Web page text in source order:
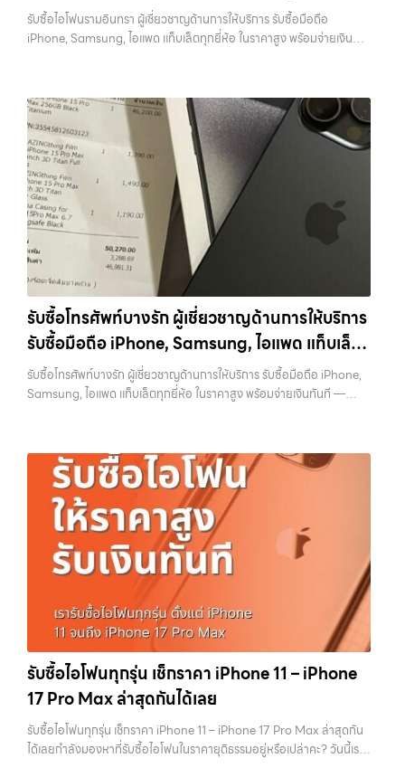
อาชีพ และจ่ายเงินทันที ทั้งหมดนี้เพื่อให้การขายอุปกรณ์ของคุณเป็นเรื่อง
ง่ายขึ้น ดีกว่า รวดเร็วกว่า และคุ้มค่ากว่า ทำไมต้องเลือกเรา ผู้เชี่ยวชาญด้าน
การให้บริการ รับซื้อมือถือ iPhone, Samsung, ไอแพด แท็บเล็ตทุกยี่ห้อ ใน
เกษตรนวมินทร์, เสนานิคม, วังหินไม่ว่าคุณจะต้องการ รับซื้อโทรศัพท์, รับ
ซื้อแมคบุค, รับซื้อโน๊ตบุ๊ค, รับซื้อแท็บเล็ต, หรือบริการอื่นๆ เกี่ยวกับสินค้า
ไอที กรุงเทพฯ – เราพร้อมให้บริการครบวงจร บริการของเรา เราให้บริการ
แบบครบวงจรสำหรับลูกค้าที่ต้องการขายอุปกรณ์ไอที…
เว็บไซต์ของเราจึงเกิดขึ้นเพื่อเป็นทางเลือกให้คุณสามารถเปลี่ยนอุปกรณ์ที่
ไม่ใช้แล้วให้กลายเป็นเงินสดได้ทันที ด้วยบริการ รับซื้อไอโฟน, รับซื้อไอแพด,
รับซื้อมือถือ, รับซื้อโทรศัพท์, รับซื้อโน๊ตบุ๊ค, รับซื้อแท็บเล็ต, รับซื้อสินค้าไอที
รวดเร็วที่สุด ที่ “รับซื้อขายมือถือ.com” เราเข้าใจดีว่าอุปกรณ์แต่ละชิ้นไม่ใช่
แค่เครื่องใช้ไฟฟ้า แต่เป็นทรัพย์สินที่มีมูลค่า คุณอาจต้องการเปลี่ยนรุ่น หรือ
ต้องการเงินด่วน เราจึงมอบบริการประเมินสภาพเครื่อง ฟรี ปราบปราม
ความยุ่งยากทั้งหลาย โดยเน้น โปร่งใส มั่นใจได้ และจ่ายเงินทันทีเมื่อตกลง
ซื้อขายสำเร็จ บริการของเราครอบคลุมทั้ง iPhone สายใหม่-เก่า,
Samsung ทุกรุ่น, iPad และแท็บเล็ตทุกแบรนด์ เรารับถึงแม้จะอยู่ในสภาพ
ใช้งานแล้ว ตกแต่งแล้ว หรือมีรอยบ้าง เพราะมูลค่าของเครื่องไม่ได้ขึ้นอยู่แค่
ยี่ห้อ แต่ขึ้นอยู่กับสภาพจริง ความครบชุด และความสะดวกในการขายของ
คุณ เราจึงตั้งใจให้บริการในเขต ลาดพร้าว, รัชดา, บางรัก, แจ้งวัฒนะ,
บางแค, วัชรพล, รามอินทรา, บางนา, บางพลี, เกษตรนวมินทร์, เสนานิคม,
วังหิน อย่างเต็มที่ ไม่ว่าคุณจะค้นหาคำว่า “รับซื้อมือถือใกล้ฉัน”, “รับซื้อ
โทรศัพท์มือสองกรุงเทพ”, “ขาย iPad ได้ราคา”, “รับซื้อแท็บเล็ต กรุงเทพ
ถึงที่”, หรือ “รับซื้อ Samsung มือสอง ราคาสูง” — ที่นี่คือคำตอบ เพราะ
บริการของเรามุ่งตรงให้คุณได้รับราคาและความสะดวกสบายที่เหนือกว่า
เลือกเราแล้วคุณจะได้บริการที่คุณไว้วางใจ พร้อมทีมงานที่พร้อมอำนวย
ความสะดวก นัดรับถึงที่ ตรวจสภาพอย่างมืออาชีพ และจ่ายเงินทันที
ทั้งหมดนี้เพื่อให้การขายอุปกรณ์ของคุณเป็นเรื่องง่ายขึ้น ดีกว่า รวดเร็วกว่า
ทันที โดยเน้นบริการในพื้นที่ ลาดพร้าว, รัชดา, บางรัก, แจ้งวัฒนะ,…
แท็บเล็ตทุกยี่ห้อ ในราคาสูง พร้อมจ่ายเงินทันที
รับซื้อไอโฟนรามอินทรา ผู้เชี่ยวชาญด้านการให้บริการ รับซื้อมือถือ
iPhone, Samsung, ไอแพด แท็บเล็ตทุกยี่ห้อ ในราคาสูง พร้อมจ่ายเงิน
บางแค วัชรพล รามอินทรา รับซื้อไอโฟนรามอินทรา — ผู้เชี่ยวชาญด้านการ
ให้บริการ รับซื้อมือถือ iPhone, Samsung, ไอแพด แท็บเล็ตทุกยี่ห้อ ใน
ราคาสูง พร้อมจ่ายเงินทันที รับซื้อไอโฟนรามอินทรา ผู้เชี่ยวชาญด้านการให้
บริการ รับซื้อมือถือ iPhone, Samsung, ไอแพด แท็บเล็ตทุกยี่ห้อ ในราคา
สูง พร้อมจ่ายเงินทันที รับซื้อ Samsung… รับซื้อไอโฟนรามอินทรา รับซื้อ
Samsung และมือถือ Android ทุกยี่ห้อ ไม่ว่าจะรุ่นใหม่หรือรุ่นเก่า
ประสบการณ์เหนือระดับกับการ รับซื้อไอโฟน, รับซื้อไอแพด, รับซื้อมือถือ
ยินดีต้อนรับสู่ “รับซื้อขายมือถือ.com” เว็บไซต์ที่คุณไว้วางใจได้ สำหรับ
บริการ รับซื้อ มือถือ iPhone, Samsung, iPad, แท็บเล็ต ทุกยี่ห้อ ให้ราคา
สูง พร้อมจ่ายเงินทันที ครอบคลุมพื้นที่ ลาดพร้าว, รัชดา, บางรัก,
แจ้งวัฒนะ, บางแค, วัชรพล, รามอินทรา และเขตกรุงเทพฯ ใกล้ “ใกล้ ฉัน”
ที่สุด ในยุคที่สมาร์ทโฟน แท็บเล็ต และอุปกรณ์ไอทีใหม่ๆ เปลี่ยนรุ่นกันแทบ
ทุกช่วงเวลา อุปกรณ์ที่คุณใช้แล้วอาจกลายเป็นของที่ไม่ได้ใช้งานอยู่เฉยๆ
เว็บไซต์ของเราจึงเกิดขึ้นเพื่อเป็นทางเลือกให้คุณสามารถเปลี่ยนอุปกรณ์ที่
ไม่ใช้แล้วให้กลายเป็นเงินสดได้ทันที ด้วยบริการ รับซื้อไอโฟน, รับซื้อไอแพด,
รับซื้อมือถือ, รับซื้อโทรศัพท์, รับซื้อโน๊ตบุ๊ค, รับซื้อแท็บเล็ต, รับซื้อสินค้าไอที
กรุงเทพมหานคร อย่างครบวงจร ไม่ว่าคุณจะอยู่โซนเมืองหรือเขตชานเมือง
แค่เครื่องใช้ไฟฟ้า แต่เป็นทรัพย์สินที่มีมูลค่า คุณอาจต้องการเปลี่ยนรุ่น หรือ
ต้องการเงินด่วน เราจึงมอบบริการประเมินสภาพเครื่อง ฟรี ปราบปราม
ความยุ่งยากทั้งหลาย โดยเน้น โปร่งใส มั่นใจได้ และจ่ายเงินทันทีเมื่อตกลง
ซื้อขายสำเร็จ บริการของเราครอบคลุมทั้ง iPhone สายใหม่-เก่า,
Samsung ทุกรุ่น, iPad และแท็บเล็ตทุกแบรนด์ เรารับถึงแม้จะอยู่ในสภาพ
ใช้งานแล้ว ตกแต่งแล้ว หรือมีรอยบ้าง เพราะมูลค่าของเครื่องไม่ได้ขึ้นอยู่แค่
ยี่ห้อ แต่ขึ้นอยู่กับสภาพจริง ความครบชุด และความสะดวกในการขายของ
คุณ เราจึงตั้งใจให้บริการในเขต ลาดพร้าว, รัชดา, บางรัก, แจ้งวัฒนะ,
บางแค, วัชรพล, รามอินทรา, บางนา, บางพลี, เกษตรนวมินทร์, เสนานิคม,
วังหิน อย่างเต็มที่ ไม่ว่าคุณจะค้นหาคำว่า “รับซื้อมือถือใกล้ฉัน”, “รับซื้อ
โทรศัพท์มือสองกรุงเทพ”, “ขาย iPad ได้ราคา”, “รับซื้อแท็บเล็ต กรุงเทพ
ถึงที่”, หรือ “รับซื้อ Samsung มือสอง ราคาสูง” — ที่นี่คือคำตอบ เพราะ
บริการของเรามุ่งตรงให้คุณได้รับราคาและความสะดวกสบายที่เหนือกว่า
เลือกเราแล้วคุณจะได้บริการที่คุณไว้วางใจ พร้อมทีมงานที่พร้อมอำนวย
ความสะดวก นัดรับถึงที่ ตรวจสภาพอย่างมืออาชีพ และจ่ายเงินทันที
ทั้งหมดนี้เพื่อให้การขายอุปกรณ์ของคุณเป็นเรื่องง่ายขึ้น ดีกว่า รวดเร็วกว่า
และคุ้มค่ากว่า ทำไมต้องเลือกเรา ผู้เชี่ยวชาญด้านการให้บริการ รับซื้อมือถือ
รับซื้อโทรศัพท์บางรัก ผู้เชี่ยวชาญด้านการให้บริการ
รับซื้อมือถือ iPhone, Samsung, ไอแพด แท็บเล็ต
ทุกยี่ห้อ ในราคาสูง พร้อมจ่ายเงินทันที
รับซื้อโทรศัพท์บางรัก ผู้เชี่ยวชาญด้านการให้บริการ รับซื้อมือถือ iPhone,
Samsung, ไอแพด แท็บเล็ตทุกยี่ห้อ ในราคาสูง พร้อมจ่ายเงินทันที —
วัชรพล รามอินทรา รับซื้อโทรศัพท์บางรัก — ผู้เชี่ยวชาญด้านการให้บริการ
รับซื้อมือถือ iPhone, Samsung, ไอแพด แท็บเล็ตทุกยี่ห้อ ในราคาสูง
พร้อมจ่ายเงินทันที รับซื้อโทรศัพท์บางรัก ผู้เชี่ยวชาญด้านการให้บริการ รับ
ซื้อมือถือ iPhone, Samsung, ไอแพด แท็บเล็ตทุกยี่ห้อ ในราคาสูง พร้อม
จ่ายเงินทันที… รับซื้อโทรศัพท์บางรัก ขายอุปกรณ์ไอทีแล้วอยากได้เงิน
ด่วน? ติดต่อเราเลย! การันตีราคาดี รับเงินทันใจ ประสบการณ์เหนือระดับ
กับการ รับซื้อไอโฟน, รับซื้อไอแพด, รับซื้อมือถือ ยินดีต้อนรับสู่ “รับซื้อขาย
มือถือ.com” เว็บไซต์ที่คุณไว้วางใจได้ สำหรับบริการ รับซื้อ มือถือ iPhone,
Samsung, iPad, แท็บเล็ต ทุกยี่ห้อ ให้ราคาสูง พร้อมจ่ายเงินทันที
ครอบคลุมพื้นที่ ลาดพร้าว, รัชดา, บางรัก, แจ้งวัฒนะ, บางแค, วัชรพล,
รามอินทรา และเขตกรุงเทพฯ ใกล้ “ใกล้ ฉัน” ที่สุด ในยุคที่สมาร์ทโฟน
แท็บเล็ต และอุปกรณ์ไอทีใหม่ๆ เปลี่ยนรุ่นกันแทบทุกช่วงเวลา อุปกรณ์ที่คุณ
ใช้แล้วอาจกลายเป็นของที่ไม่ได้ใช้งานอยู่เฉยๆ เว็บไซต์ของเราจึงเกิดขึ้นเพื่อ
เป็นทางเลือกให้คุณสามารถเปลี่ยนอุปกรณ์ที่ไม่ใช้แล้วให้กลายเป็นเงินสดได้
รับซื้อโน๊ตบุ๊ค, รับซื้อแท็บเล็ต, รับซื้อสินค้าไอทีกรุงเทพมหานคร อย่างครบ
วงจร ไม่ว่าคุณจะอยู่โซนเมืองหรือเขตชานเมือง เรามีทีมงานพร้อมให้บริการ
รับซื้อไอโฟนทุกรุ่น เช็กราคา iPhone 11 – iPhone
17 Pro Max ล่าสุดกันได้เลย
รับซื้อไอโฟนทุกรุ่น เช็กราคา iPhone 11 – iPhone 17 Pro Max ล่าสุดกัน
ได้เลยกำลังมองหาที่รับซื้อไอโฟนในราคายุติธรรมอยู่หรือเปล่าคะ? วันนี้เรา